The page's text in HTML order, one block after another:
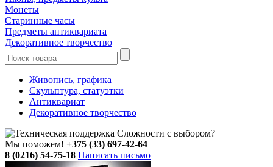
Монеты
Старинные часы
Предметы антиквариата
Декоративное творчество
Живопись, графика
Скульптура, статуэтки
Антиквариат
Декоративное творчество
Сложности с выбором?
Мы поможем! +375 (33) 697-42-64
8 (0216) 54-75-18 Написать письмо